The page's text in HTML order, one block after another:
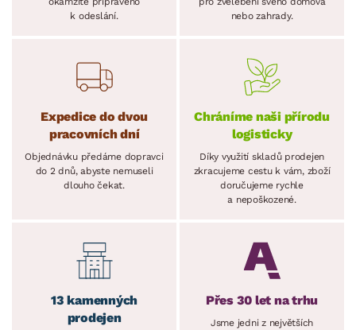
k odeslání.
nebo zahrady.
Expedice do dvou
pracovních dní
Objednávku předáme dopravci
do 2 dnů, abyste nemuseli
dlouho čekat.
Chráníme naši přírodu
logisticky
Díky využití skladů prodejen
zkracujeme cestu k vám, zboží
doručujeme rychle
a nepoškozené.
13 kamenných
prodejen
Přes 30 let na trhu
Jsme jedni z největších